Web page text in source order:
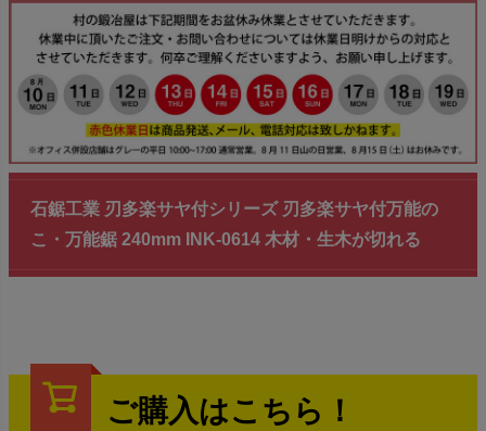
石鋸工業 刃多楽サヤ付シリーズ 刃多楽サヤ付万能の
こ・万能鋸 240mm INK-0614 木材・生木が切れる
ご購入はこちら！